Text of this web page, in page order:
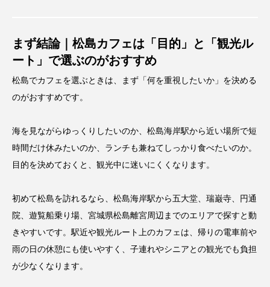
まず結論｜松島カフェは「目的」と「観光ル
ート」で選ぶのがおすすめ
松島でカフェを選ぶときは、まず「何を重視したいか」を決める
のがおすすめです。
海を見ながらゆっくりしたいのか、松島海岸駅から近い場所で短
時間だけ休みたいのか、ランチも兼ねてしっかり食べたいのか。
目的を決めておくと、観光中に迷いにくくなります。
初めて松島を訪れるなら、松島海岸駅から五大堂、瑞巌寺、円通
院、遊覧船乗り場、宮城県松島離宮周辺までのエリアで探すと動
きやすいです。駅近や観光ルート上のカフェは、帰りの電車前や
雨の日の休憩にも使いやすく、子連れやシニアとの観光でも負担
が少なくなります。